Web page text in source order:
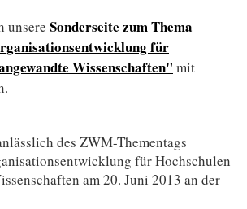
unsere Sonderseite zum Thema
für
Wissenschaften" mit
des ZWM-Thementags
für Hochschulen
am 20. Juni 2013 an der